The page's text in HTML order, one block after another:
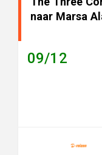
naar Marsa
09/12